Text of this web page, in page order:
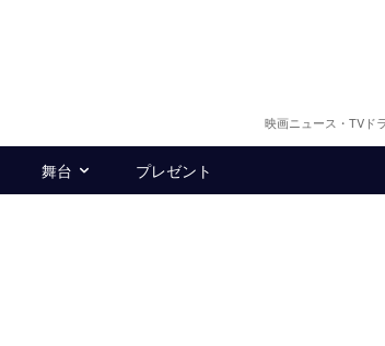
映画ニュース・TVド
舞台 プレゼント